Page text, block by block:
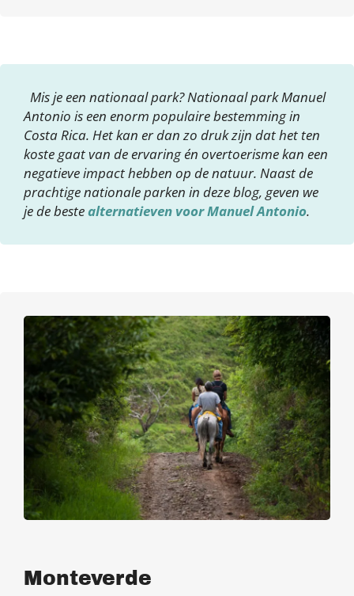
Mis je een nationaal park? Nationaal park Manuel
Antonio is een enorm populaire bestemming in
Costa Rica. Het kan er dan zo druk zijn dat het ten
koste gaat van de ervaring én overtoerisme kan een
negatieve impact hebben op de natuur. Naast de
prachtige nationale parken in deze blog, geven we
je de bestealternatieven voor Manuel Antonio.
Monteverde